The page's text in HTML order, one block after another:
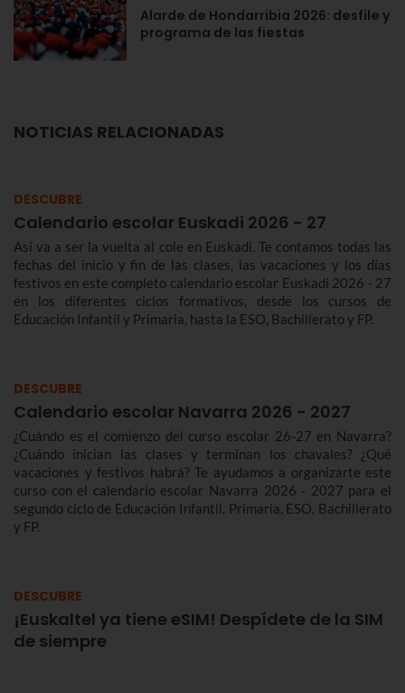
Alarde de Hondarribia 2026: desfile y
programa de las fiestas
NOTICIAS RELACIONADAS
DESCUBRE
Calendario escolar Euskadi 2026 - 27
Así va a ser la vuelta al cole en Euskadi. Te contamos todas las
fechas del inicio y fin de las clases, las vacaciones y los días
festivos en este completo calendario escolar Euskadi 2026 - 27
en los diferentes ciclos formativos, desde los cursos de
Educación Infantil y Primaria, hasta la ESO, Bachillerato y FP.
DESCUBRE
Calendario escolar Navarra 2026 - 2027
¿Cuándo es el comienzo del curso escolar 26-27 en Navarra?
¿Cuándo inician las clases y terminan los chavales? ¿Qué
vacaciones y festivos habrá? Te ayudamos a organizarte este
curso con el calendario escolar Navarra 2026 - 2027 para el
segundo ciclo de Educación Infantil, Primaria, ESO, Bachillerato
y FP.
DESCUBRE
¡Euskaltel ya tiene eSIM! Despídete de la SIM
de siempre